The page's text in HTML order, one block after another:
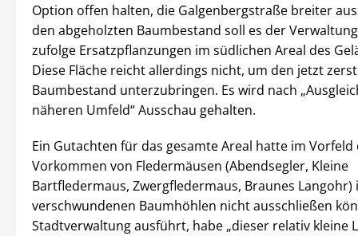
Option offen halten, die Galgenbergstraße breiter
den abgeholzten Baumbestand soll es der
zufolge Ersatzpflanzungen im südlichen Areal des
Diese Fläche reicht allerdings nicht, um den jetzt
Baumbestand unterzubringen. Es wird nach
näheren Umfeld“ Ausschau gehalten.
Ein Gutachten für das gesamte Areal hatte im Vorfeld
Vorkommen von Fledermäusen (Abendsegler, Kleine
Bartfledermaus, Zwergfledermaus, Braunes Langohr)
verschwundenen Baumhöhlen nicht ausschließen
Stadtverwaltung ausführt, habe „dieser relativ kleine